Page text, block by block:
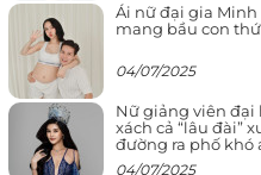
Ái nữ đại gia
mang bầu con
04/07/2025
Nữ giảng viên đại
xách cả “lâu đài”
đường ra phố khó
04/07/2025